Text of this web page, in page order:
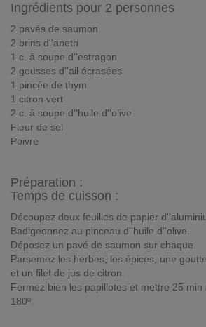
Ingrédients pour 2 personnes
2 pavés de saumon
2 brins d''aneth
1 c. à soupe d''estragon
2 gousses d''ail écrasées
1 pincée de thym
1 citron vert
2 c. à soupe d''huile d''olive
Fleur de sel
Poivre
Préparation :
Temps de cuisson :
Découpez deux feuilles de papier
Badigeonnez au pinceau d''huile d''olive.
Déposez un pavé de saumon sur chaque.
Parsemez les herbes, les épices, une
et un filet de jus de citron.
Fermez bien les papillotes et mettre 25
180º.